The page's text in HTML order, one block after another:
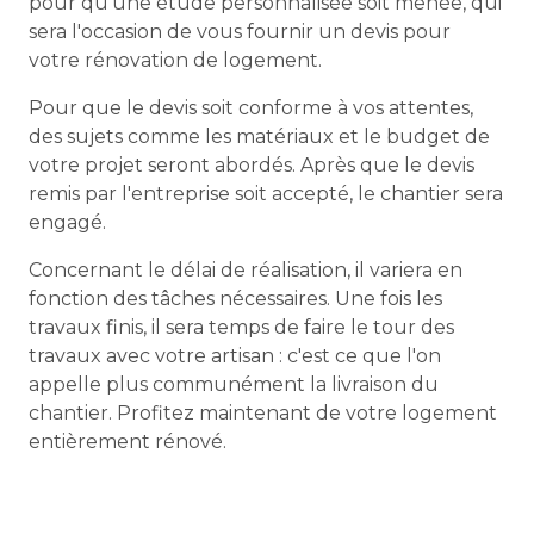
sera l'occasion de vous fournir un devis pour
votre rénovation de logement.
Pour que le devis soit conforme à vos attentes,
des sujets comme les matériaux et le budget de
votre projet seront abordés. Après que le devis
remis par l'entreprise soit accepté, le chantier sera
engagé.
Concernant le délai de réalisation, il variera en
fonction des tâches nécessaires. Une fois les
travaux finis, il sera temps de faire le tour des
travaux avec votre artisan : c'est ce que l'on
appelle plus communément la livraison du
chantier. Profitez maintenant de votre logement
entièrement rénové.